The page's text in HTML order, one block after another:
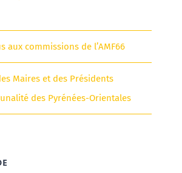
aux commissions de l’AMF66
Maires et des Présidents
des Pyrénées-Orientales